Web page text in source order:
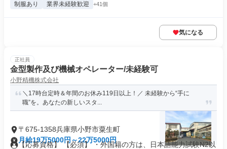
制服あり 業界未経験歓迎 +41個
気になる
正社員
金型製作及び機械オペレーター/未経験可
小野精機株式会社
＼17時台定時＆年間のお休み119日以上！／ 未経験から“手に
職”を。あなたの新しいスタ...
〒675-1358兵庫県小野市粟生町
月給19万5000円～22万5000円
【応募資格】 【必須】 ・外国籍の方は、日本語能力試験N2以